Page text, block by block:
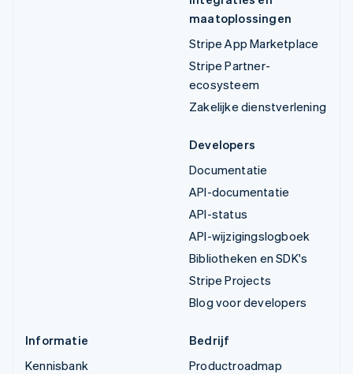
maatoplossingen
Stripe App Marketplace
Stripe Partner-
ecosysteem
Zakelijke dienstverlening
Developers
Documentatie
API-documentatie
API-status
API-wijzigingslogboek
Bibliotheken en SDK's
Stripe Projects
Blog voor developers
Informatie
Kennisbank
Bedrijf
Productroadmap